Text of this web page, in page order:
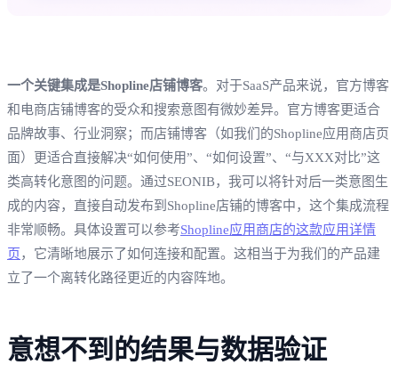
一个关键集成是Shopline店铺博客。对于SaaS产品来说，官方博客
和电商店铺博客的受众和搜索意图有微妙差异。官方博客更适合
品牌故事、行业洞察；而店铺博客（如我们的Shopline应用商店页
面）更适合直接解决“如何使用”、“如何设置”、“与XXX对比”这
类高转化意图的问题。通过SEONIB，我可以将针对后一类意图生
成的内容，直接自动发布到Shopline店铺的博客中，这个集成流程
非常顺畅。具体设置可以参考Shopline应用商店的这款应用详情
页 ，它清晰地展示了如何连接和配置。这相当于为我们的产品建
立了一个离转化路径更近的内容阵地。
意想不到的结果与数据验证